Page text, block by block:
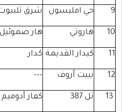
امليسون شرق تلبيوت ---
هار صموئيل 2001
القديمة كدار
أروف ---
كفار أدوميم 2015